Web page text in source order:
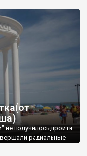
не получилось,пройти
радиальные